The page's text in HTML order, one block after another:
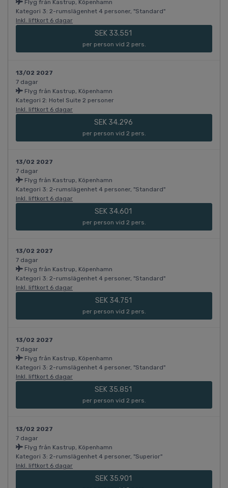
Flyg från Kastrup, Köpenhamn
Kategori 3: 2-rumslägenhet 4 personer, "Standard"
Inkl. liftkort 6 dagar
SEK 33.551
per person vid 2 pers.
13/02 2027
7 dagar
Flyg från Kastrup, Köpenhamn
Kategori 2: Hotel Suite 2 personer
Inkl. liftkort 6 dagar
SEK 34.296
per person vid 2 pers.
13/02 2027
7 dagar
Flyg från Kastrup, Köpenhamn
Kategori 3: 2-rumslägenhet 4 personer, "Standard"
Inkl. liftkort 6 dagar
SEK 34.601
per person vid 2 pers.
13/02 2027
7 dagar
Flyg från Kastrup, Köpenhamn
Kategori 3: 2-rumslägenhet 4 personer, "Standard"
Inkl. liftkort 6 dagar
SEK 34.751
per person vid 2 pers.
13/02 2027
7 dagar
Flyg från Kastrup, Köpenhamn
Kategori 3: 2-rumslägenhet 4 personer, "Standard"
Inkl. liftkort 6 dagar
SEK 35.851
per person vid 2 pers.
13/02 2027
7 dagar
Flyg från Kastrup, Köpenhamn
Kategori 3: 2-rumslägenhet 4 personer, "Superior"
Inkl. liftkort 6 dagar
SEK 35.901